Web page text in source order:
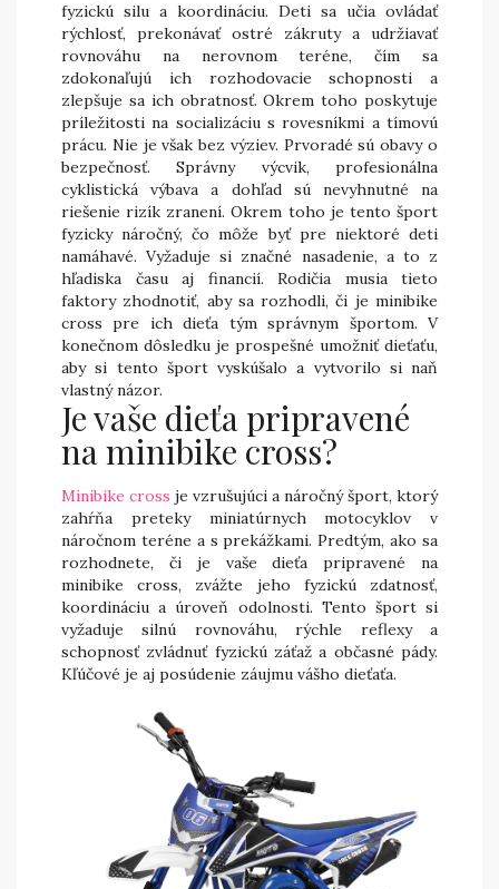
fyzickú silu a koordináciu. Deti sa učia ovládať
rýchlosť, prekonávať ostré zákruty a udržiavať
rovnováhu na nerovnom teréne, čím sa
zdokonaľujú ich rozhodovacie schopnosti a
zlepšuje sa ich obratnosť. Okrem toho poskytuje
príležitosti na socializáciu s rovesníkmi a tímovú
prácu. Nie je však bez výziev. Prvoradé sú obavy o
bezpečnosť. Správny výcvik, profesionálna
cyklistická výbava a dohľad sú nevyhnutné na
riešenie rizík zranení. Okrem toho je tento šport
fyzicky náročný, čo môže byť pre niektoré deti
namáhavé. Vyžaduje si značné nasadenie, a to z
hľadiska času aj financií. Rodičia musia tieto
faktory zhodnotiť, aby sa rozhodli, či je minibike
cross pre ich dieťa tým správnym športom. V
konečnom dôsledku je prospešné umožniť dieťaťu,
aby si tento šport vyskúšalo a vytvorilo si naň
vlastný názor.
Je vaše dieťa pripravené
na minibike cross?
Minibike cross je vzrušujúci a náročný šport, ktorý
zahŕňa preteky miniatúrnych motocyklov v
náročnom teréne a s prekážkami. Predtým, ako sa
rozhodnete, či je vaše dieťa pripravené na
minibike cross, zvážte jeho fyzickú zdatnosť,
koordináciu a úroveň odolnosti. Tento šport si
vyžaduje silnú rovnováhu, rýchle reflexy a
schopnosť zvládnuť fyzickú záťaž a občasné pády.
Kľúčové je aj posúdenie záujmu vášho dieťaťa.